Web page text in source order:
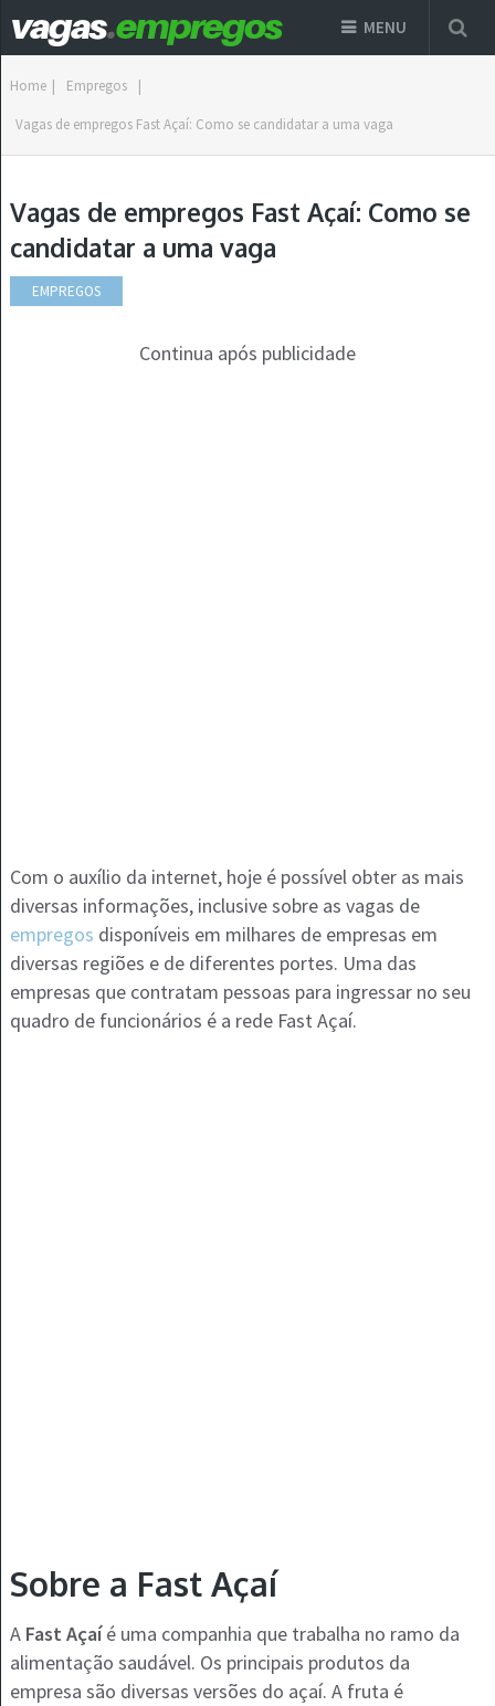
MENU
Home | Empregos |
Vagas de empregos Fast Açaí: Como se candidatar a uma vaga
Vagas de empregos Fast Açaí: Como se
candidatar a uma vaga
EMPREGOS
Continua após publicidade
Com o auxílio da internet, hoje é possível obter as mais
diversas informações, inclusive sobre as vagas de
empregos disponíveis em milhares de empresas em
diversas regiões e de diferentes portes. Uma das
empresas que contratam pessoas para ingressar no seu
quadro de funcionários é a rede Fast Açaí.
Sobre a Fast Açaí
A Fast Açaíé uma companhia que trabalha no ramo da
alimentação saudável. Os principais produtos da
empresa são diversas versões do açaí. A fruta é